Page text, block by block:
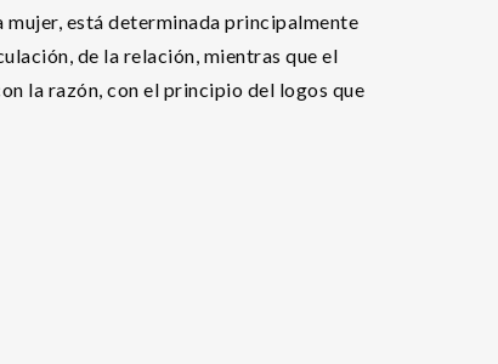
mujer, está determinada principalmente
de la relación, mientras que el
la razón, con el principio del logos que